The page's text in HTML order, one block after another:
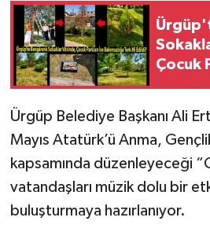
Çocuk
Ürgüp Belediye Başkanı Ali
Mayıs Atatürk’ü Anma,
kapsamında düzenleyeceği
vatandaşları müzik dolu bir
buluşturmaya hazırlanıyor.